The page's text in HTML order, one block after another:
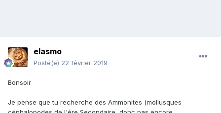
elasmo
Posté(e) 22 février 2019
Bonsoir
Je pense que tu recherche des Ammonites (mollusques